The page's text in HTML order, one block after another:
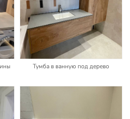
Тумба в ванную под дерево